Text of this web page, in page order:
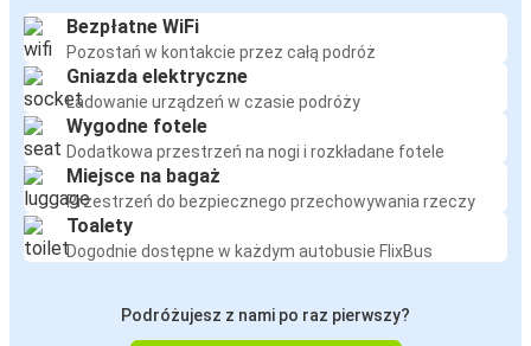
Bezpłatne WiFi
Pozostań w kontakcie przez całą podróż
Gniazda elektryczne
Ładowanie urządzeń w czasie podróży
Wygodne fotele
Dodatkowa przestrzeń na nogi i rozkładane fotele
Miejsce na bagaż
Przestrzeń do bezpiecznego przechowywania rzeczy
Toalety
Dogodnie dostępne w każdym autobusie FlixBus
Podróżujesz z nami po raz pierwszy?